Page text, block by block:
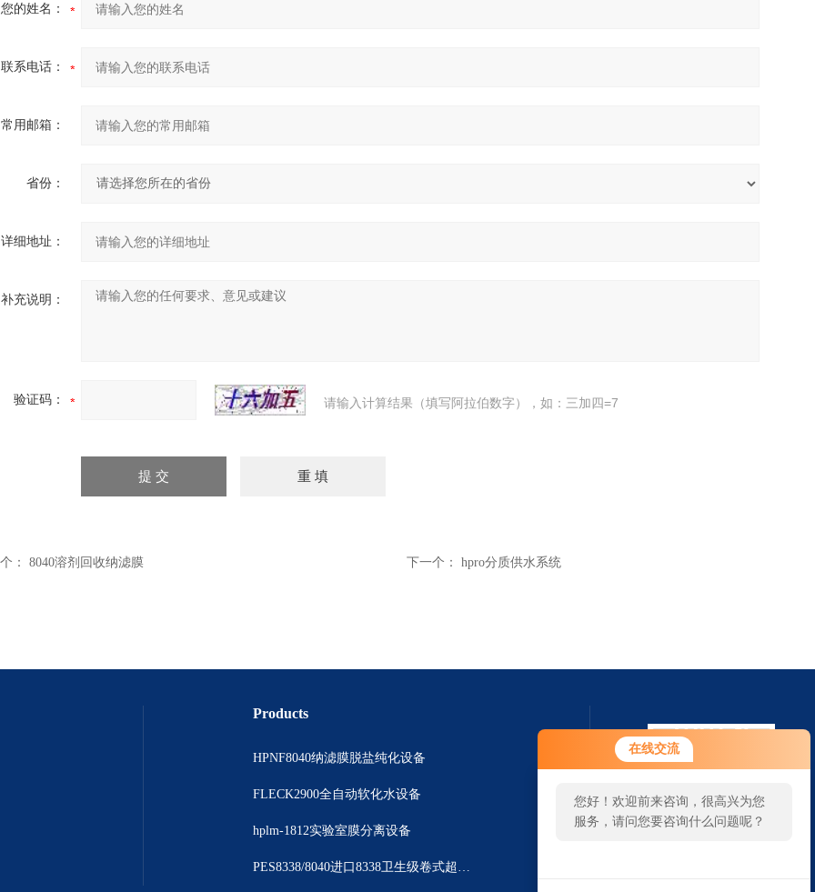
在线交流
您好！欢迎前来咨询，很高兴为您
服务，请问您要咨询什么问题呢？
您的姓名：
联系电话：
常用邮箱：
省份：
详细地址：
补充说明：
验证码： 请输入计算结果（填写阿拉伯数字），如：三加四=7
： 8040溶剂回收纳滤膜 下一个： hpro分质供水系统
Products
HPNF8040纳滤膜脱盐纯化设备
FLECK2900全自动软化水设备
hplm-1812实验室膜分离设备
PES8338/8040进口8338卫生级卷式超滤膜